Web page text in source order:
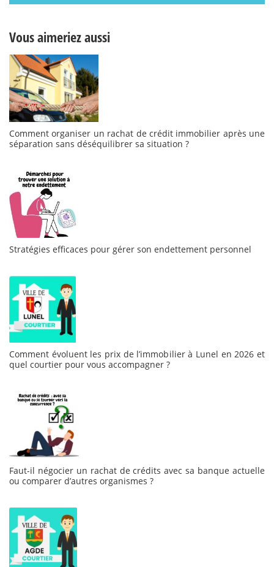
Vous aimeriez aussi
Comment organiser un rachat de crédit immobilier après une
séparation sans déséquilibrer sa situation ?
Stratégies efficaces pour gérer son endettement personnel
Comment évoluent les prix de l’immobilier à Lunel en 2026 et
quel courtier pour vous accompagner ?
Faut-il négocier un rachat de crédits avec sa banque actuelle
ou comparer d’autres organismes ?